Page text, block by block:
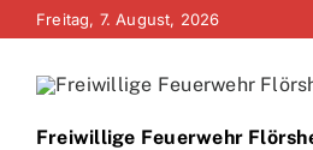
Zum
springen
Freitag, 7. August, 2026
Freiwillige Feuerwehr